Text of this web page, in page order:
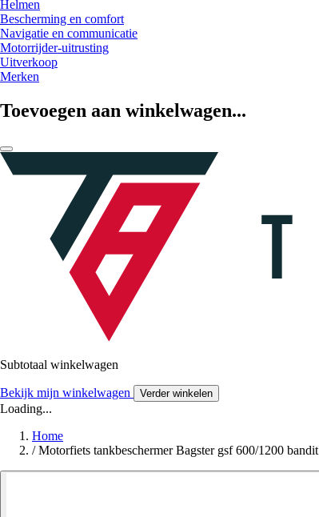
Helmen
Bescherming en comfort
Navigatie en communicatie
Motorrijder-uitrusting
Uitverkoop
Merken
Toevoegen aan winkelwagen...
Subtotaal winkelwagen
Bekijk mijn winkelwagen Verder winkelen
Loading...
Home
/ Motorfiets tankbeschermer Bagster gsf 600/1200 bandit